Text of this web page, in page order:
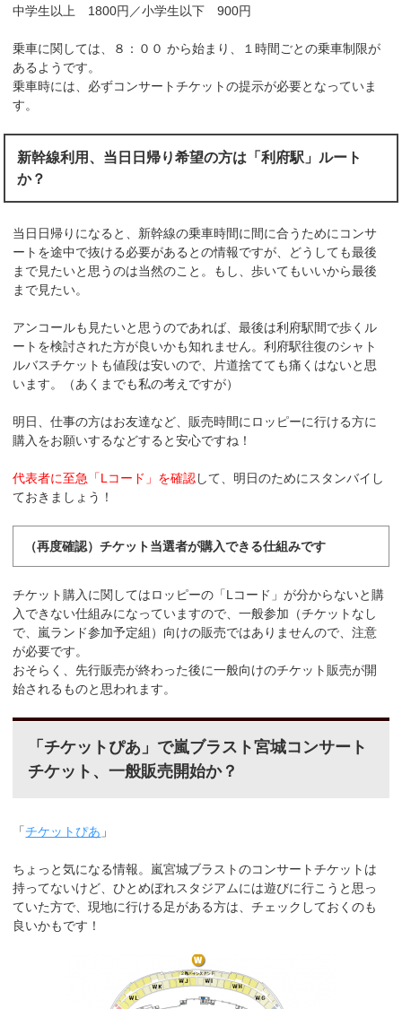
中学生以上 1800円／小学生以下 900円
乗車に関しては、８：００ から始まり、１時間ごとの乗車制限が
あるようです。
乗車時には、必ずコンサートチケットの提示が必要となっていま
す。
新幹線利用、当日日帰り希望の方は「利府駅」ルート
か？
当日日帰りになると、新幹線の乗車時間に間に合うためにコンサ
ートを途中で抜ける必要があるとの情報ですが、どうしても最後
まで見たいと思うのは当然のこと。もし、歩いてもいいから最後
まで見たい。
アンコールも見たいと思うのであれば、最後は利府駅間で歩くル
ートを検討された方が良いかも知れません。利府駅往復のシャト
ルバスチケットも値段は安いので、片道捨てても痛くはないと思
います。（あくまでも私の考えですが）
明日、仕事の方はお友達など、販売時間にロッピーに行ける方に
購入をお願いするなどすると安心ですね！
代表者に至急「Lコード」を確認して、明日のためにスタンバイし
ておきましょう！
（再度確認）チケット当選者が購入できる仕組みです
チケット購入に関してはロッピーの「Lコード」が分からないと購
入できない仕組みになっていますので、一般参加（チケットなし
で、嵐ランド参加予定組）向けの販売ではありませんので、注意
が必要です。
おそらく、先行販売が終わった後に一般向けのチケット販売が開
始されるものと思われます。
「チケットぴあ」で嵐ブラスト宮城コンサート
チケット、一般販売開始か？
「チケットぴあ 」
ちょっと気になる情報。嵐宮城ブラストのコンサートチケットは
持ってないけど、ひとめぼれスタジアムには遊びに行こうと思っ
ていた方で、現地に行ける足がある方は、チェックしておくのも
良いかもです！